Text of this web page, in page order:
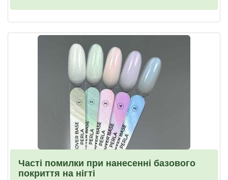
Часті помилки при нанесенні базового
покриття на нігті